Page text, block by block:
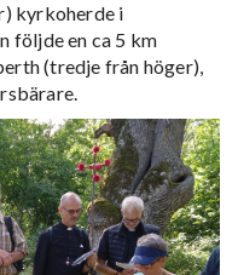
kyrkoherde i
följde en ca 5 km
(tredje från höger),